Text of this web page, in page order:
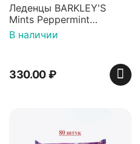
Леденцы BARKLEY'S
Mints Peppermint
перечная мята 50г,
Нидерланды
В наличии
330.00₽